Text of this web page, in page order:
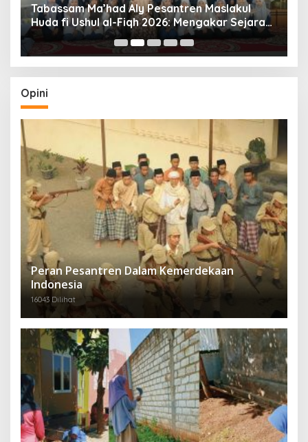
Tabassam Ma’had Aly Pesantren Maslakul
Huda fi Ushul al-Fiqh 2026: Mengakar Sejarah,
Menjangkau Peradaban”
Opini
Peran Pesantren Dalam Kemerdekaan
Indonesia
16043 Dilihat